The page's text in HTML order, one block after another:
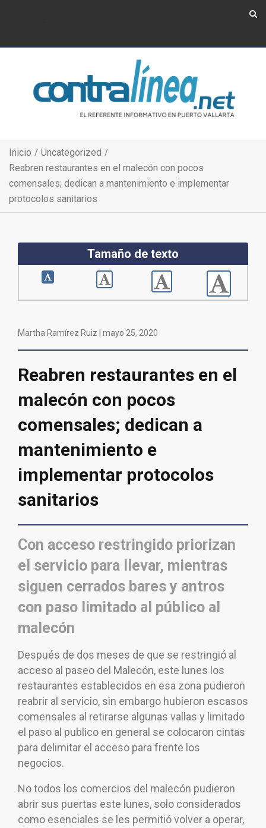
Inicio
Uncategorized
Reabren restaurantes en el malecón con pocos
comensales; dedican a mantenimiento e implementar
protocolos sanitarios
Tamaño de texto
Martha Ramírez Ruiz | mayo 25, 2020
Reabren restaurantes en el
malecón con pocos
comensales; dedican a
mantenimiento e
implementar protocolos
sanitarios
Con acceso restringido priorizan
el servicio para llevar, mientras
siguen cerrados bares y antros
con paso limitado al público al
malecón
Después de dos meses de que se restringió al
acceso al paseo del Malecón, este lunes los
restaurantes establecidos en esa zona pudieron
reabrir al servicio, sin embargo hubieron escasos
comensales al retirarse algunas vallas y limitado
el paso al publico en general se colocaron cintas
para delimitar el acceso para frente los
negocios.
No todos los comercios del malecón pudieron
abrir sus puertas este lunes, solo considerados
como esenciales se les permitió volver a operar,